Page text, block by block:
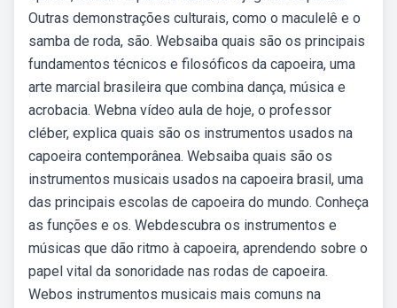
Outras demonstrações culturais, como o maculelê e o
samba de roda, são. Websaiba quais são os principais
fundamentos técnicos e filosóficos da capoeira, uma
arte marcial brasileira que combina dança, música e
acrobacia. Webna vídeo aula de hoje, o professor
cléber, explica quais são os instrumentos usados na
capoeira contemporânea. Websaiba quais são os
instrumentos musicais usados na capoeira brasil, uma
das principais escolas de capoeira do mundo. Conheça
as funções e os. Webdescubra os instrumentos e
músicas que dão ritmo à capoeira, aprendendo sobre o
papel vital da sonoridade nas rodas de capoeira.
Webos instrumentos musicais mais comuns na